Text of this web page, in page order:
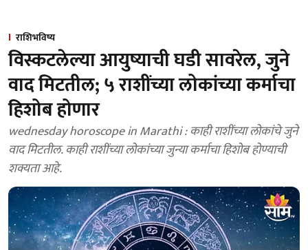
राशिभविष्य
विस्कटलेल्या आयुष्याची घडी सावरेल, जुने
वाद मिटतील; ५ राशींच्या लोकांच्या कर्माचा
हिशोब होणार
wednesday horoscope in Marathi : काही राशींच्या लोकांचे जुने
वाद मिटतील. काही राशींच्या लोकांच्या जुन्या कर्माचा हिशोब होण्याची
शक्यता आहे.